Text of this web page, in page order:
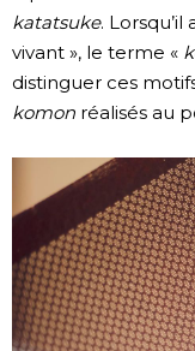
katatsuke.
vivant », le terme «
distinguer ces
komonréalisés au